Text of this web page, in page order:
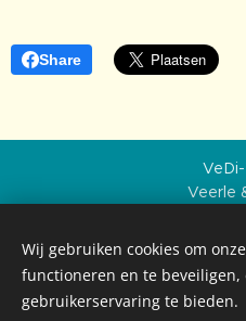
Share
Veerle
Creative Commons BY-
Geschiedenis die
Wij gebruiken cookies om
functioneren en te
gebruikerservaring te bieden.